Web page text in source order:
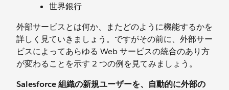
世界銀行
外部サービスとは何か、またどのように機能するかを
詳しく見ていきましょう。ですがその前に、外部サー
ビスによってあらゆる Web サービスの統合のあり方
が変わることを示す 2 つの例を見てみましょう。
Salesforce 組織の新規ユーザーを、自動的に外部の